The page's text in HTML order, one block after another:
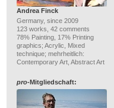
Andrea Finck
Germany, since 2009
123 works, 42 comments
78% Painting, 17% Printing
graphics; Acrylic, Mixed
technique; mehrheitlich:
Contemporary Art, Abstract Art
pro-Mitgliedschaft: